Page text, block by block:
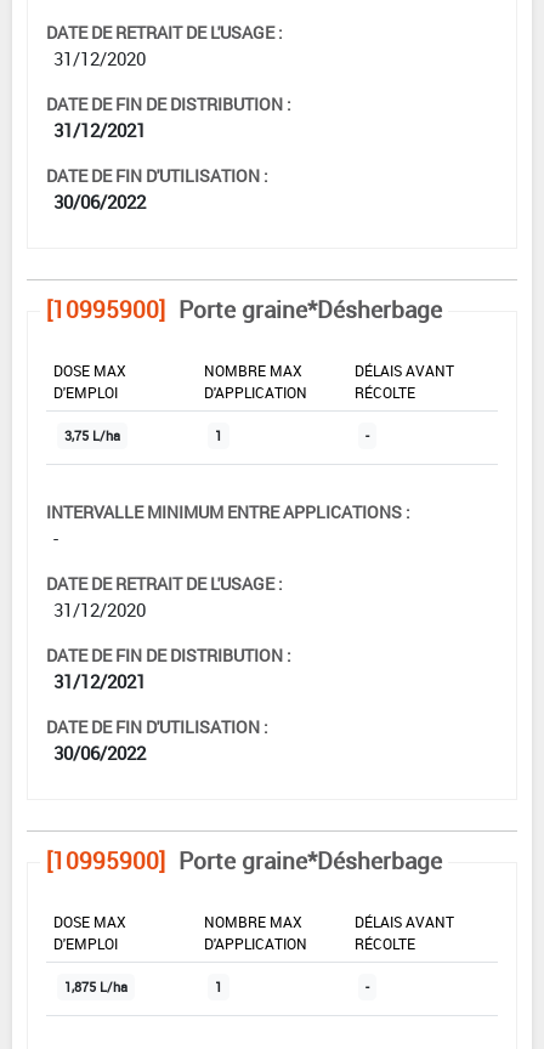
DATE DE RETRAIT DE L'USAGE :
31/12/2020
DATE DE FIN DE DISTRIBUTION :
31/12/2021
DATE DE FIN D'UTILISATION :
30/06/2022
[10995900] Porte graine*Désherbage
DOSE MAX
D'EMPLOI
NOMBRE MAX
D'APPLICATION
DÉLAIS AVANT
RÉCOLTE
3,75 L/ha 1 -
INTERVALLE MINIMUM ENTRE APPLICATIONS :
-
DATE DE RETRAIT DE L'USAGE :
31/12/2020
DATE DE FIN DE DISTRIBUTION :
31/12/2021
DATE DE FIN D'UTILISATION :
30/06/2022
[10995900] Porte graine*Désherbage
DOSE MAX
D'EMPLOI
NOMBRE MAX
D'APPLICATION
DÉLAIS AVANT
RÉCOLTE
1,875 L/ha 1 -